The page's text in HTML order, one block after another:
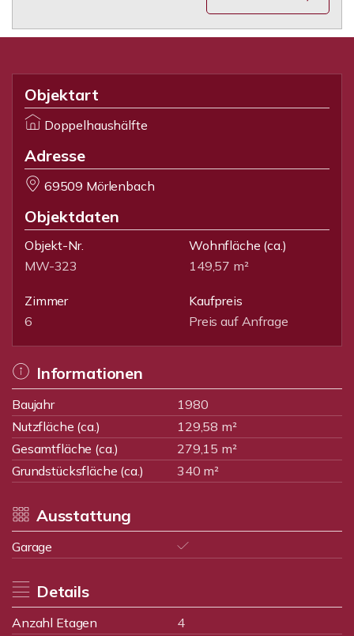
Objektart
Doppelhaushälfte
Adresse
69509 Mörlenbach
Objektdaten
Objekt-Nr.
MW-323
Wohnfläche (ca.)
149,57 m²
Zimmer
6
Kaufpreis
Preis auf Anfrage
Informationen
Baujahr
1980
Nutzfläche (ca.)
129,58 m²
Gesamtfläche (ca.)
279,15 m²
Grundstücksfläche (ca.)
340 m²
Ausstattung
Garage
Details
Anzahl Etagen
4